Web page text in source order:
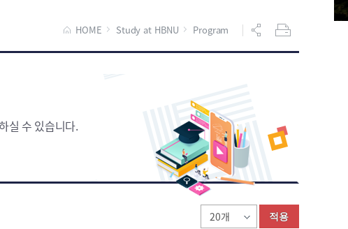
HOME Study at HBNU Program
실 수 있습니다.
적용